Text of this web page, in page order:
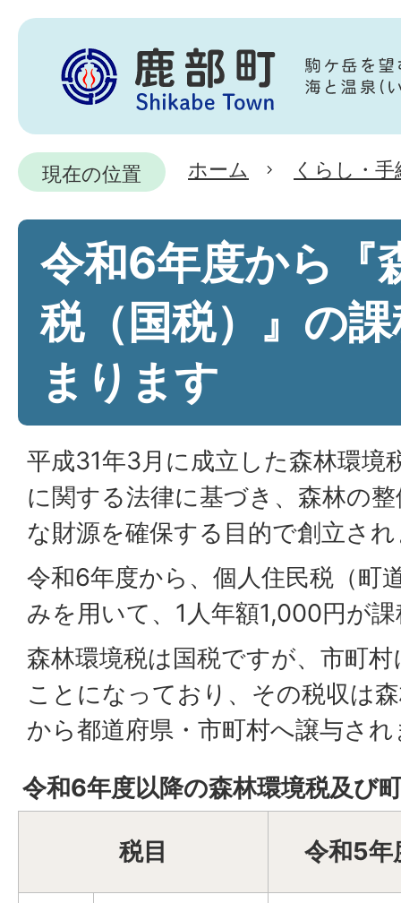
現在の位置 ホーム くらし・手
令和6年度から『
税（国税）』の
まります
平成31年3月に成立した森林環境
に関する法律に基づき、森林の
な財源を確保する目的で創立さ
令和6年度から、個人住民税（町
みを用いて、1人年額1,000円が
森林環境税は国税ですが、市町
ことになっており、その税収は
から都道府県・市町村へ譲与さ
令和6年度以降の森林環境税及び
税目 令和5年